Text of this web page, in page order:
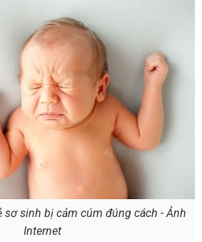
sơ sinh bị cảm cúm đúng cách - Ảnh
Internet